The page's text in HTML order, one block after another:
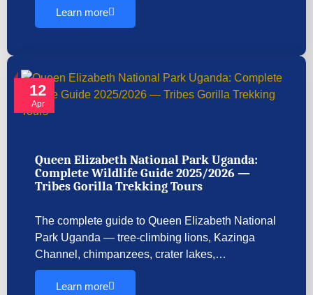
Learn more
12
Apr
Queen Elizabeth National Park Uganda:
Complete Wildlife Guide 2025/2026 —
Tribes Gorilla Trekking Tours
The complete guide to Queen Elizabeth National
Park Uganda — tree-climbing lions, Kazinga
Channel, chimpanzees, crater lakes,…
Learn more